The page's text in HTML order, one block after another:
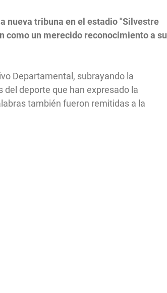
nueva tribuna en el estadio "Silvestre
como un merecido reconocimiento a su
Departamental, subrayando la
deporte que han expresado la
también fueron remitidas a la